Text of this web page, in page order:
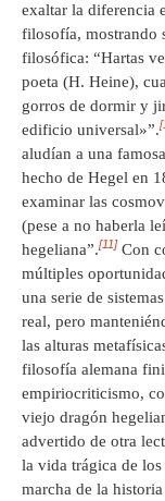
exaltar la diferencia
filosofía, mostrando
filosófica: “Hartas
poeta (H. Heine),
gorros de dormir y
edificio universal»”.
aludían a una
hecho de Hegel en
examinar las
(pese a no haberla
hegeliana”.[11] Con
múltiples
una serie de
real, pero
las alturas
filosofía alemana
empiriocriticismo,
viejo dragón
advertido de otra
la vida trágica de
marcha de la